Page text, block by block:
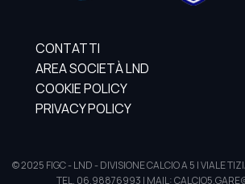
CONTATTI
AREA SOCIETÀ LND
COOKIE POLICY
PRIVACY POLICY
© 2025 FIGC - LND - DIVISIONE CALCIO A 5 | VIALE
TEL. 06.98876993 | MAIL: